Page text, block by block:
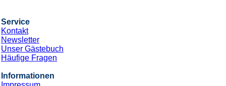
Service
Kontakt
Newsletter
Unser Gästebuch
Häufige Fragen
Informationen